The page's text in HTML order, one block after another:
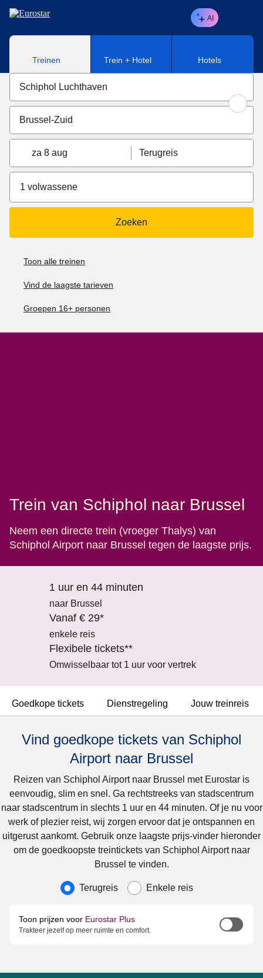
Naar hoofdinhoud
AI
Treinen Trein + Hotel Hotels
za 8 aug Terugreis
1 volwassene
Zoeken
Toon alle treinen
Vind de laagste tarieven
Groepen 16+ personen
Trein van Schiphol naar Brussel
Neem een directe trein (vroeger Thalys) van
Schiphol Airport naar Brussel tegen de laagste prijs.
1 uur en 44 minuten
naar Brussel
Vanaf € 29*
enkele reis
Flexibele tickets**
Omwisselbaar tot 1 uur voor vertrek
Goedkope tickets Dienstregeling Jouw treinreis
Vind goedkope tickets van Schiphol
Airport naar Brussel
Reizen van Schiphol Airport naar Brussel met Eurostar is
eenvoudig, slim en snel. Ga rechtstreeks van stadscentrum
naar stadscentrum in slechts 1 uur en 44 minuten. Of je nu voor
werk of plezier reist, wij zorgen ervoor dat je ontspannen en
uitgerust aankomt. Gebruik onze laagste prijs-vinder hieronder
om de goedkoopste treintickets van Schiphol Airport naar
Brussel te vinden.
Soort reisTerugreis Enkele reis
Toon prijzen voor Eurostar Plus
Trakteer jezelf op meer ruimte en comfort.